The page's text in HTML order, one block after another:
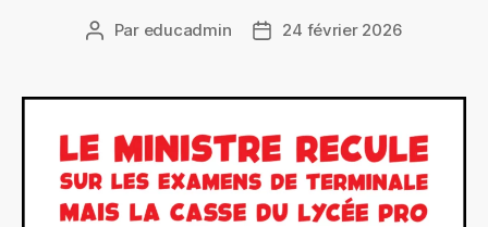
Auteur
Par educadmin
Date24 février 2026